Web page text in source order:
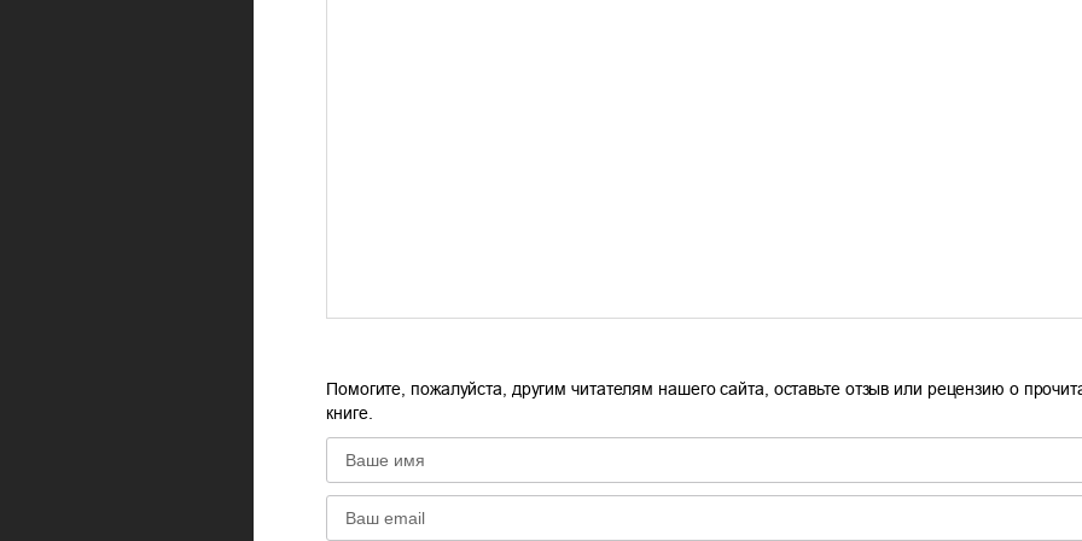
Помогите, пожалуйста, другим читателям нашего сайта, оставьте отзыв или рецензию о
книге.